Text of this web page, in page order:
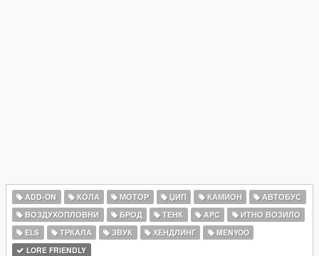
ADD-ON КОЛА МОТОР ЏИП КАМИОН
АВТОБУС
ВОЗДУХОПЛОВНИ
БРОД ТЕНК APC
ИТНО ВОЗИЛО
ELS
ТРКАЛА ЗВУК ХЕНДЛИНГ
MENYOO
LORE FRIENDLY